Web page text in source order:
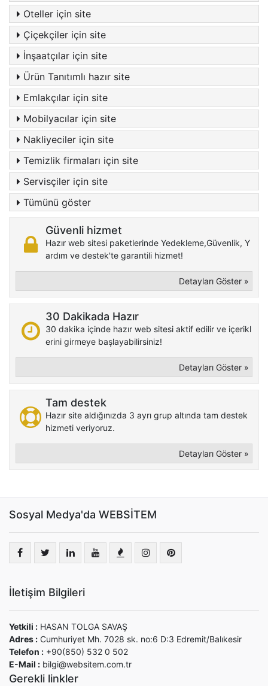
Oteller için site
Çiçekçiler için site
İnşaatçılar için site
Ürün Tanıtımlı hazır site
Emlakçılar için site
Mobilyacılar için site
Nakliyeciler için site
Temizlik firmaları için site
Servisçiler için site
Tümünü göster
Güvenli hizmet
Hazır web sitesi paketlerinde Yedekleme,Güvenlik, Y
ardım ve destek'te garantili hizmet!
Detayları Göster »
30 Dakikada Hazır
30 dakika içinde hazır web sitesi aktif edilir ve içerikl
erini girmeye başlayabilirsiniz!
Detayları Göster »
Tam destek
Hazır site aldığınızda 3 ayrı grup altında tam destek
hizmeti veriyoruz.
Detayları Göster »
Sosyal Medya'da WEBSİTEM
İletişim Bilgileri
Yetkili : HASAN TOLGA SAVAŞ
Adres : Cumhuriyet Mh. 7028 sk. no:6 D:3 Edremit/Balıkesir
Telefon : +90(850) 532 0 502
E-Mail : bilgi@websitem.com.tr
Gerekli linkler